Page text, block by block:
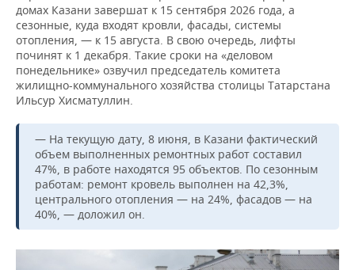
ХОККЕЙ С МЯЧОМ
ПРОИСШЕСТВИЯ
домах Казани завершат к 15 сентября 2026 года, а
сезонные, куда входят кровли, фасады, системы
отопления, — к 15 августа. В свою очередь, лифты
починят к 1 декабря. Такие сроки на «деловом
понедельнике» озвучил председатель комитета
жилищно-коммунального хозяйства столицы Татарстана
Ильсур Хисматуллин.
— На текущую дату, 8 июня, в Казани фактический
объем выполненных ремонтных работ составил
47%, в работе находятся 95 объектов. По сезонным
работам: ремонт кровель выполнен на 42,3%,
центрального отопления — на 24%, фасадов — на
40%, — доложил он.